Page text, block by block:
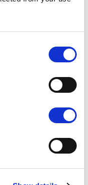
NICKEL